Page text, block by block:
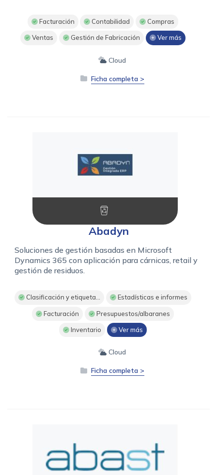
Facturación Contabilidad Compras
Ventas Gestión de Fabricación Ver más
Cloud
Ficha completa >
Abadyn
Soluciones de gestión basadas en Microsoft
Dynamics 365 con aplicación para cárnicas, retail y
gestión de residuos.
Clasificación y etiqueta... Estadísticas e informes
Facturación Presupuestos/albaranes
Inventario Ver más
Cloud
Ficha completa >